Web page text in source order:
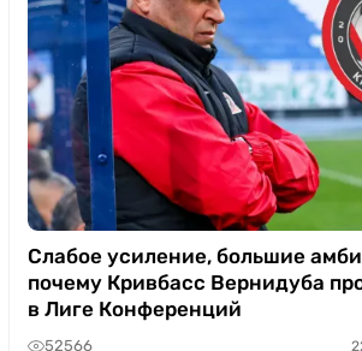
Слабое усиление, большие
почему Кривбасс Вернидуба
в Лиге Конференций
52566